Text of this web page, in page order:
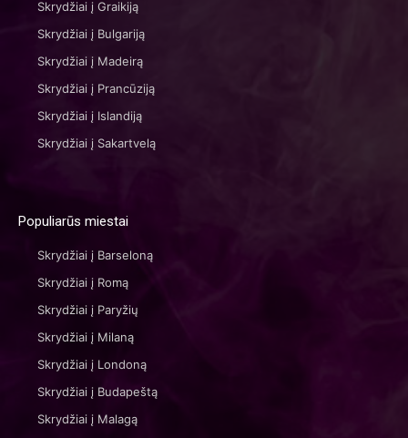
Skrydžiai į Graikiją
Skrydžiai į Bulgariją
Skrydžiai į Madeirą
Skrydžiai į Prancūziją
Skrydžiai į Islandiją
Skrydžiai į Sakartvelą
Populiarūs miestai
Skrydžiai į Barseloną
Skrydžiai į Romą
Skrydžiai į Paryžių
Skrydžiai į Milaną
Skrydžiai į Londoną
Skrydžiai į Budapeštą
Skrydžiai į Malagą